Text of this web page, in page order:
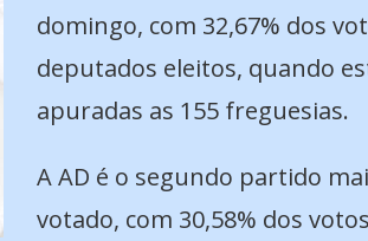
domingo, com 32,67% dos
deputados eleitos, quando
apuradas as 155 freguesias.
A AD é o segundo partido
votado, com 30,58% dos